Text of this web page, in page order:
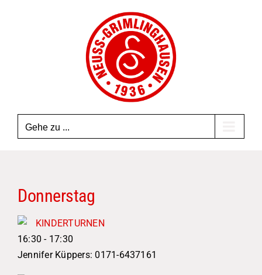
Gehe zu ...
Donnerstag
KINDERTURNEN
16:30 - 17:30
Jennifer Küppers: 0171-6437161